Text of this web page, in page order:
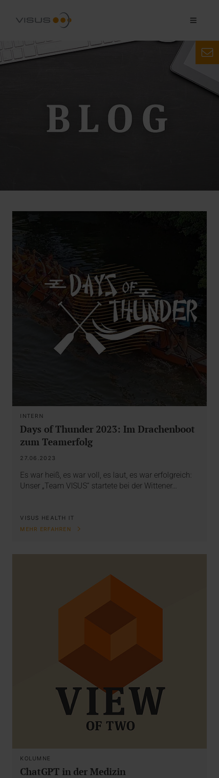
INTERN
Days of Thunder 2023: Im Drachenboot
zum Teamerfolg
27.06.2023
Es war heiß, es war voll, es laut, es war erfolgreich:
Unser „Team VISUS“ startete bei der Wittener…
VISUS HEALTH IT
MEHR ERFAHREN
KOLUMNE
ChatGPT in der Medizin